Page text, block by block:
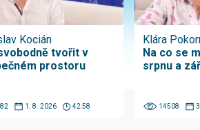
Kocián
tvořit v
prostoru
1. 8. 2026 42:58
Klára
Na co se
srpnu a
14508